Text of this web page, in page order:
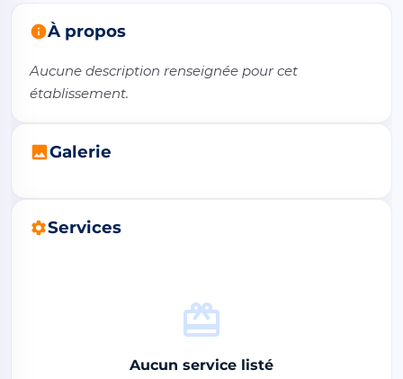
À propos
Aucune description renseignée pour cet
établissement.
Galerie
Services
Aucun service listé